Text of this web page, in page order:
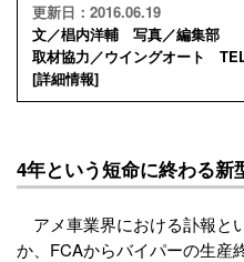
更新日：2016.06.19
文／椙内洋輔 写真／編集部
取材協力／ウイングオート
[詳細情報]
4年という短命に終わる新
アメ車業界における訃報と
か、FCAからバイパーの生産